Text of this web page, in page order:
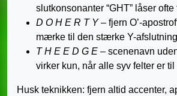
slutkonsonanter “GHT” låser ofte
D O H E R T Y– fjern O’-
mærke til den stærke Y-
T H E E D G E – scenenavn
virker kun, når alle syv felter er til
Husk teknikken: fjern altid accenter,